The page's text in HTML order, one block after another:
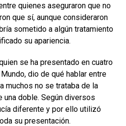
quienes aseguraron que no
que sí, aunque consideraron
sometido a algún tratamiento
su apariencia.
se ha presentado en cuatro
dio de qué hablar entre
muchos no se trataba de la
una doble. Según diversos
diferente y por ello utilizó
su presentación.